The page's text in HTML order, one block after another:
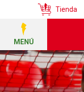
Tienda
MENÚ